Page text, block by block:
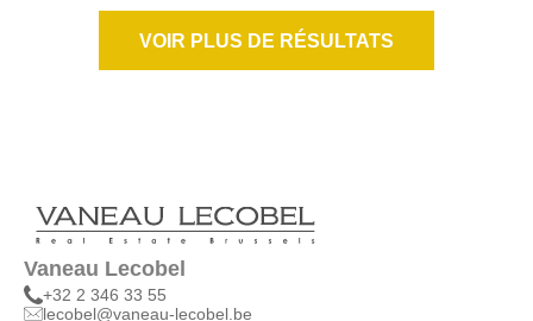
VOIR PLUS DE RÉSULTATS
Vaneau Lecobel
+32 2 346 33 55
lecobel@vaneau-lecobel.be